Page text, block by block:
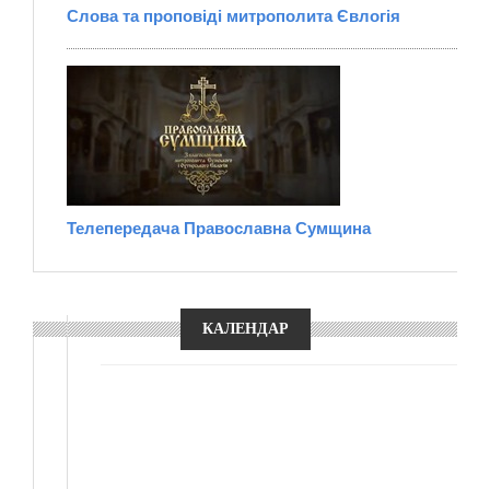
Слова та проповіді митрополита Євлогія
Телепередача Православна Сумщина
КАЛЕНДАР